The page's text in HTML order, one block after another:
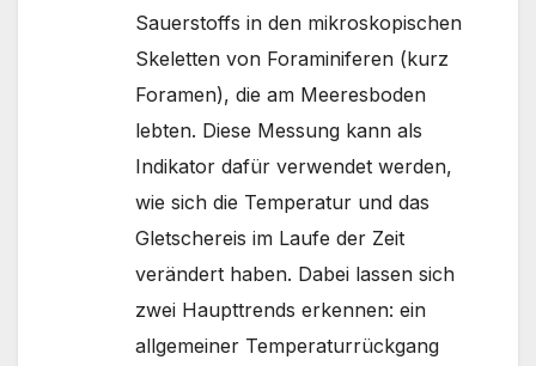
Sauerstoffs in den mikroskopischen
Skeletten von Foraminiferen (kurz
Foramen), die am Meeresboden
lebten. Diese Messung kann als
Indikator dafür verwendet werden,
wie sich die Temperatur und das
Gletschereis im Laufe der Zeit
verändert haben. Dabei lassen sich
zwei Haupttrends erkennen: ein
allgemeiner Temperaturrückgang